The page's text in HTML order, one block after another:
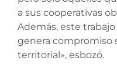
a sus cooperativas
Además, este
genera compromiso
territorial», esbozó.